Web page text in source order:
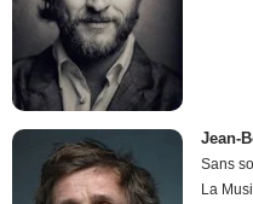
Jean-
Sans
La